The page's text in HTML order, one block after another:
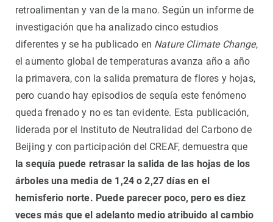
retroalimentan y van de la mano. Según un informe de
investigación que ha analizado cinco estudios
diferentes y se ha publicado en Nature Climate Change,
el aumento global de temperaturas avanza año a año
la primavera, con la salida prematura de flores y hojas,
pero cuando hay episodios de sequía este fenómeno
queda frenado y no es tan evidente. Esta publicación,
liderada por el Instituto de Neutralidad del Carbono de
Beijing y con participación del CREAF, demuestra que
la sequía puede retrasar la salida de las hojas de los
árboles una media de 1,24 o 2,27 días en el
hemisferio norte. Puede parecer poco, pero es diez
veces más que el adelanto medio atribuido al cambio